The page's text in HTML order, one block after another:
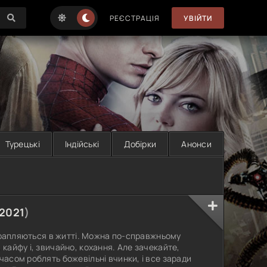
РЕЄСТРАЦІЯ УВІЙТИ
Турецькі Індійські Добірки Анонси
2021)
трапляються в житті. Можна по-справжньому
і, звичайно, кохання. Але зачекайте,
роблять божевільні вчинки, і все заради